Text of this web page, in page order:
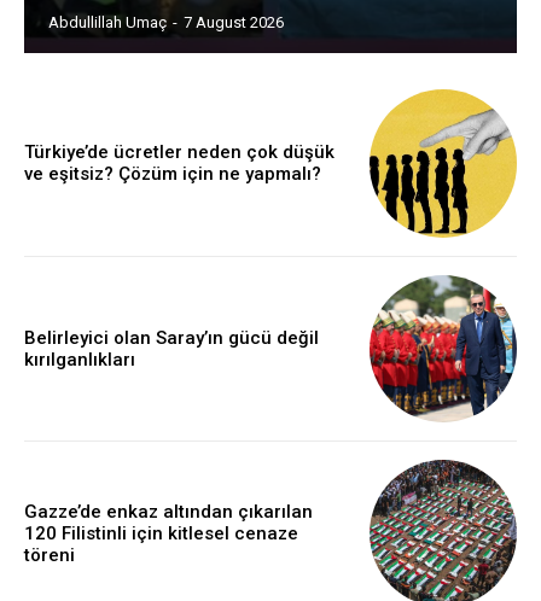
Abdullillah Umaç - 7 August 2026
Türkiye’de ücretler neden çok düşük
ve eşitsiz? Çözüm için ne yapmalı?
Belirleyici olan Saray’ın gücü değil
kırılganlıkları
Gazze’de enkaz altından çıkarılan
120 Filistinli için kitlesel cenaze
töreni